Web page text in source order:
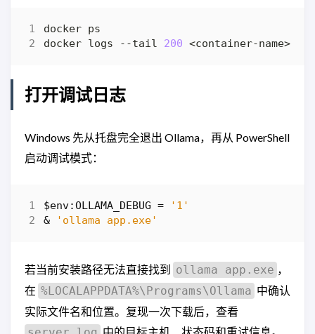
docker logs --tail 200
打开调试日志
Windows 先从托盘完全退出 Ollama，再从 PowerShell
启动调试模式：
$env:OLLAMA_DEBUG =
'1'
&
'ollama app.exe'
若当前安装路径无法直接找到 ollama app.exe ，
在 %LOCALAPPDATA%\Programs\Ollama 中确认
实际文件名和位置。复现一次下载后，查看